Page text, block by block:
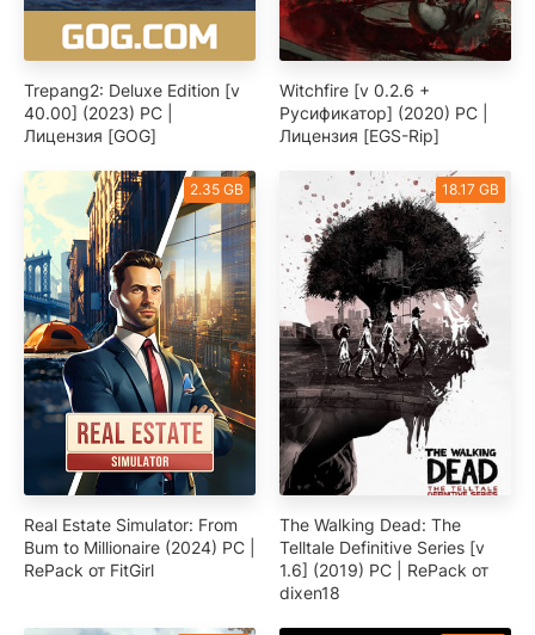
Trepang2: Deluxe Edition [v
40.00] (2023) PC |
Лицензия [GOG]
Witchfire [v 0.2.6 +
Русификатор] (2020) PC |
Лицензия [EGS-Rip]
2.35 GB
Real Estate Simulator: From
Bum to Millionaire (2024) PC |
RePack от FitGirl
18.17 GB
The Walking Dead: The
Telltale Definitive Series [v
1.6] (2019) PC | RePack от
dixen18